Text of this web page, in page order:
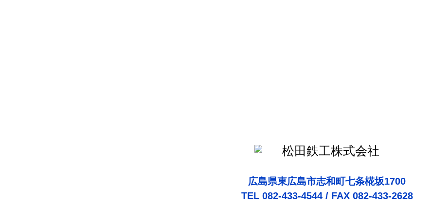
広島県東広島市志和町七条椛坂1700
TEL 082-433-4544 / FAX 082-433-2628